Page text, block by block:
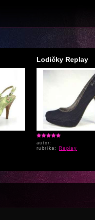
Lodičky Replay
autor:
rubrika: Replay